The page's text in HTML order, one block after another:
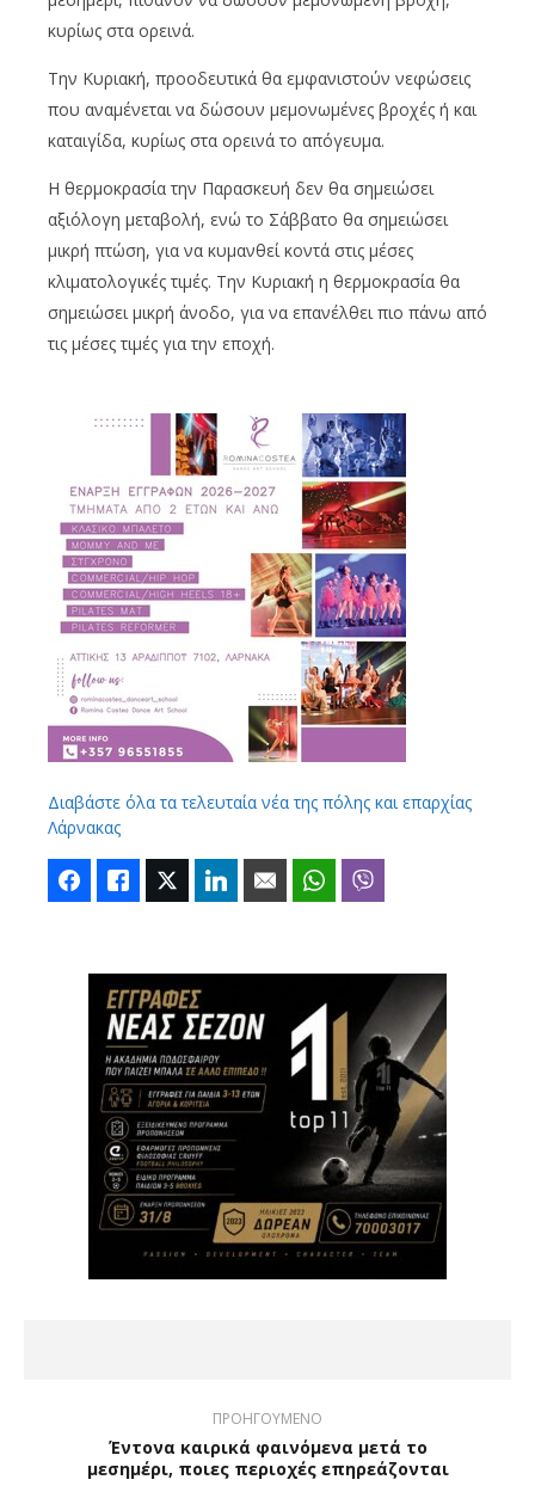
κυρίως στα ορεινά.
Την Κυριακή, προοδευτικά θα εμφανιστούν νεφώσεις
που αναμένεται να δώσουν μεμονωμένες βροχές ή και
καταιγίδα, κυρίως στα ορεινά το απόγευμα.
Η θερμοκρασία την Παρασκευή δεν θα σημειώσει
αξιόλογη μεταβολή, ενώ το Σάββατο θα σημειώσει
μικρή πτώση, για να κυμανθεί κοντά στις μέσες
κλιματολογικές τιμές. Την Κυριακή η θερμοκρασία θα
σημειώσει μικρή άνοδο, για να επανέλθει πιο πάνω από
τις μέσες τιμές για την εποχή.
Διαβάστε όλα τα τελευταία νέα της πόλης και επαρχίας
Λάρνακας
FacebookLike Twitter LinkedIn Email WhatsApp
ΠΡΟΗΓΟΥΜΕΝΟ
Έντονα καιρικά φαινόμενα μετά το
μεσημέρι, ποιες περιοχές επηρεάζονται